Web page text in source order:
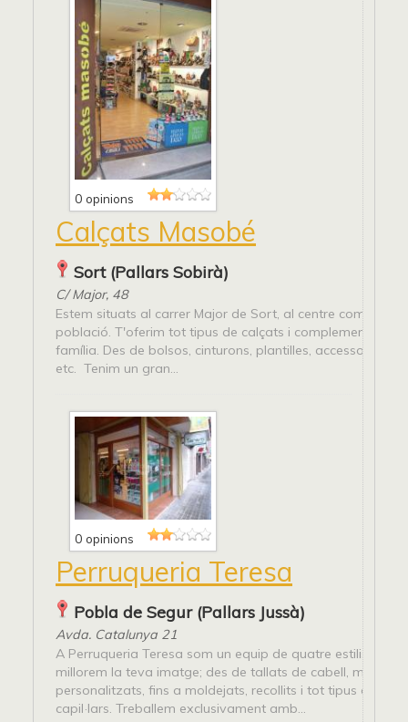
0 opinions
Calçats Masobé
Sort (Pallars Sobirà)
C/ Major, 48
Estem situats al carrer Major de Sort, al centre comercial
població. T'oferim tot tipus de calçats i complements per
família. Des de bolsos, cinturons, plantilles, accessoris pel
etc. Tenim un gran...
0 opinions
Perruqueria Teresa
Pobla de Segur (Pallars Jussà)
Avda. Catalunya 21
A Perruqueria Teresa som un equip de quatre estilistes
millorem la teva imatge; des de tallats de cabell, metxes i
personalitzats, fins a moldejats, recollits i tot tipus de
capil·lars. Treballem exclusivament amb...